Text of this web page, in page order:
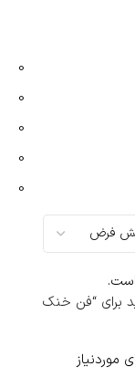
0
0
0
0
0
برای “فن خنک